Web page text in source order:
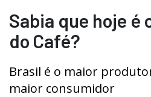
Sabia que hoje é
do Café?
Brasil é o maior
maior consumidor